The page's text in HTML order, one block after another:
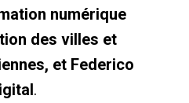
numérique
des villes et
et Federico
.